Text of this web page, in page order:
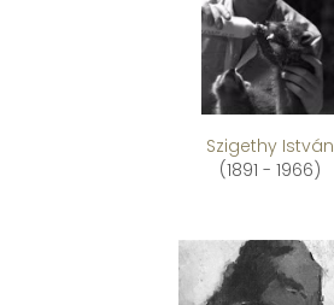
Szigethy István
(1891 - 1966)